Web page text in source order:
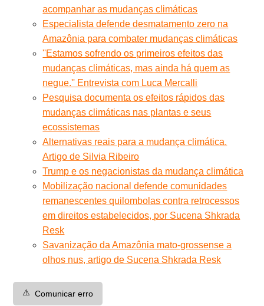
acompanhar as mudanças climáticas
Especialista defende desmatamento zero na
Amazônia para combater mudanças climáticas
''Estamos sofrendo os primeiros efeitos das
mudanças climáticas, mas ainda há quem as
negue.'' Entrevista com Luca Mercalli
Pesquisa documenta os efeitos rápidos das
mudanças climáticas nas plantas e seus
ecossistemas
Alternativas reais para a mudança climática.
Artigo de Silvia Ribeiro
Trump e os negacionistas da mudança climática
Mobilização nacional defende comunidades
remanescentes quilombolas contra retrocessos
em direitos estabelecidos, por Sucena Shkrada
Resk
Savanização da Amazônia mato-grossense a
olhos nus, artigo de Sucena Shkrada Resk
⚠️ Comunicar erro